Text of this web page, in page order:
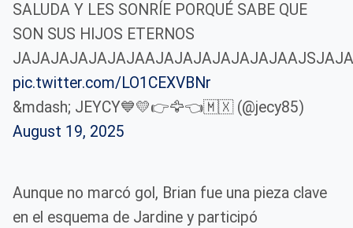
SALUDA Y LES SONRÍE PORQUÉ SABE QUE
SON SUS HIJOS ETERNOS
pic.twitter.com/LO1CEXVBNr
&mdash; JEYCY💙💛👉🦅👈🇲🇽 (@jecy85)
August 19, 2025
Aunque no marcó gol, Brian fue una pieza clave
en el esquema de Jardine y participó